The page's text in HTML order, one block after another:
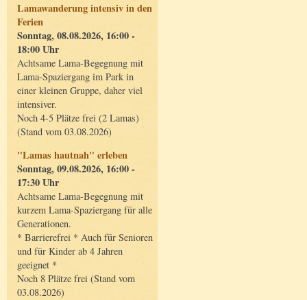
Lamawanderung intensiv in den
Ferien
Sonntag, 08.08.2026, 16:00 -
18:00 Uhr
Achtsame Lama-Begegnung mit
Lama-Spaziergang im Park in
einer kleinen Gruppe, daher viel
intensiver.
Noch 4-5 Plätze frei (2 Lamas)
(Stand vom 03.08.2026)
"Lamas hautnah" erleben
Sonntag, 09.08.2026, 16:00 -
17:30 Uhr
Achtsame Lama-Begegnung mit
kurzem Lama-Spaziergang für alle
Generationen.
* Barrierefrei * Auch für Senioren
und für Kinder ab 4 Jahren
geeignet *
Noch 8 Plätze frei (Stand vom
03.08.2026)